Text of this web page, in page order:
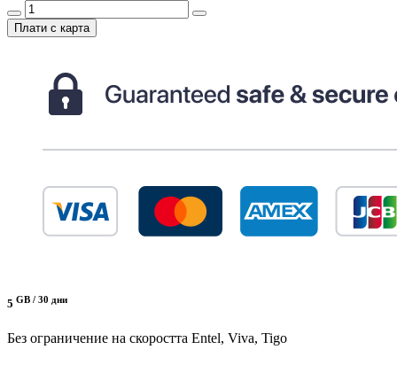
Плати с карта
5 GB / 30 дни
Без ограничение на скоростта Entel, Viva, Tigo